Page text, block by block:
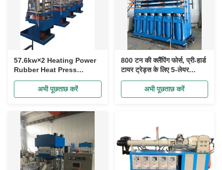
57.6kw×2 Heating Power
Rubber Heat Press
Machine for Production
250mm Plunger Diameter
अभी पूछताछ करें
800 टन की क्लैंपिंग फोर्स, प्री-हार्ड
टायर ट्रेड्स के लिए 5-लेयर
वल्केनाइजिंग प्रेस
अभी पूछताछ करें